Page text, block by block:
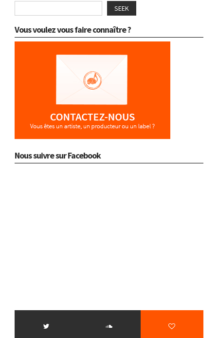
SEEK
Vous voulez vous faire connaître ?
Nous suivre sur Facebook